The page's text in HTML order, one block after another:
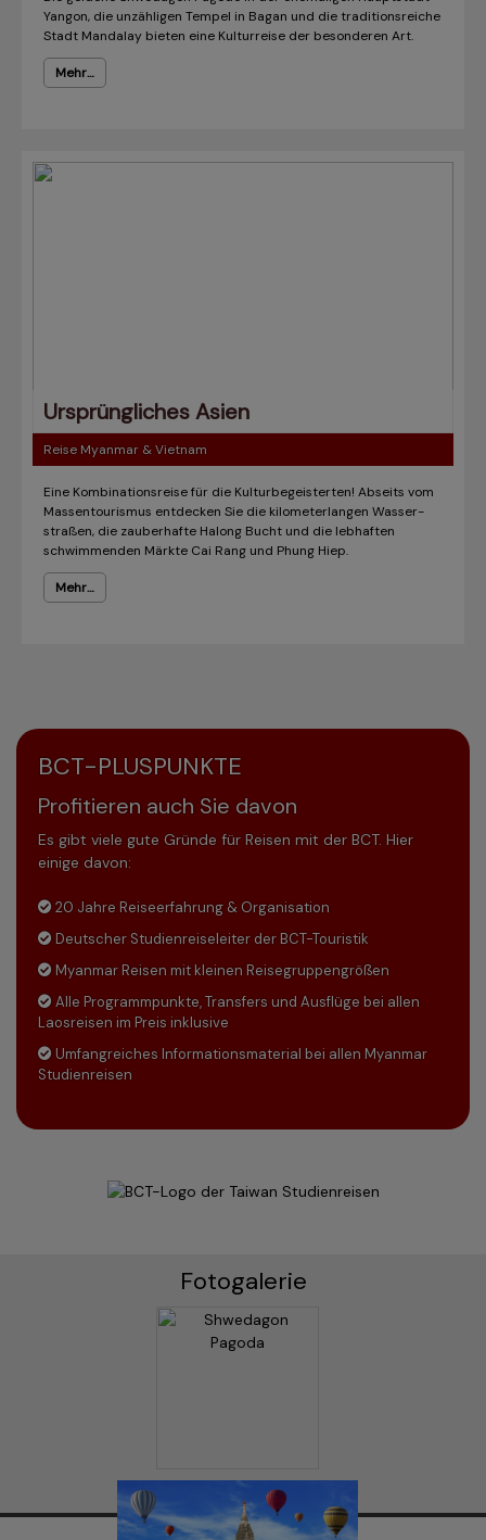
Yangon, die unzähligen Tempel in Bagan und die traditionsreiche
Stadt Mandalay bieten eine Kulturreise der besonderen Art.
Mehr…
Ursprüngliches Asien
Reise Myanmar & Vietnam
Eine Kombinationsreise für die Kultur­be­geisterten! Abseits vom
Massentourismus entdecken Sie die kilometerlangen Wasser­
straßen, die zauberhafte Halong Bucht und die lebhaften
schwimmenden Märkte Cai Rang und Phung Hiep.
Mehr…
BCT-PLUSPUNKTE
Profitieren auch Sie davon
Es gibt viele gute Gründe für Reisen mit der BCT. Hier
einige davon:
20 Jahre Reiseerfahrung & Organisation
Deutscher Studienreiseleiter der BCT-Touristik
Myanmar Reisen mit kleinen Reisegruppengrößen
Alle Programmpunkte, Transfers und Ausflüge bei allen
Laosreisen im Preis inklusive
Umfangreiches Informationsmaterial bei allen Myanmar
Studienreisen
Fotogalerie